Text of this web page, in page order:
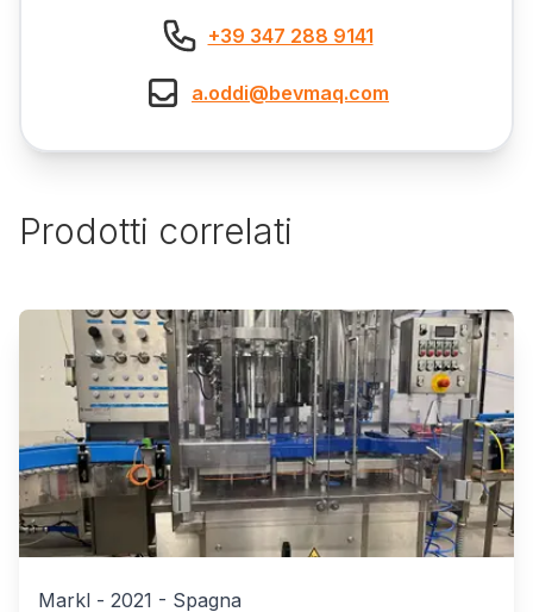
+39 347 288 9141
a.oddi@bevmaq.com
Prodotti correlati
Markl - 2021 - Spagna